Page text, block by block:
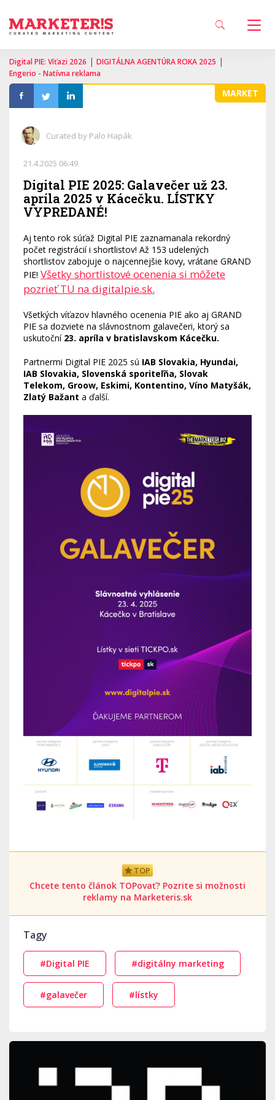
Digital PIE: Víťazi 2026 | DIGITÁLNA AGENTÚRA ROKA 2025 |
Engerio - Natívna reklama
MARKET
Curated by Palo Hapák
21.4.2025 06:49
Digital PIE 2025: Galavečer už 23.
apríla 2025 v Kácečku. LÍSTKY
VYPREDANÉ!
Aj tento rok súťaž Digital PIE zaznamanala rekordný
počet registrácií i shortlistov! Až 153 udelených
shortlistov zabojuje o najcennejšie kovy, vrátane GRAND
PIE! Všetky shortlistové ocenenia si môžete
pozrieť TU na digitalpie.sk.
Všetkých víťazov hlavného ocenenia PIE ako aj GRAND
PIE sa dozviete na slávnostnom galavečeri, ktorý sa
uskutoční 23. apríla v bratislavskom Kácečku.
Partnermi Digital PIE 2025 sú IAB Slovakia, Hyundai,
IAB Slovakia, Slovenská sporiteľňa, Slovak
Telekom, Groow, Eskimi, Kontentino, Víno Matyšák,
Zlatý Bažant a ďalší.
TOP
Chcete tento článok TOPovať? Pozrite si možnosti
reklamy na Marketeris.sk
Tagy
#Digital PIE #digitálny marketing
#galavečer #lístky